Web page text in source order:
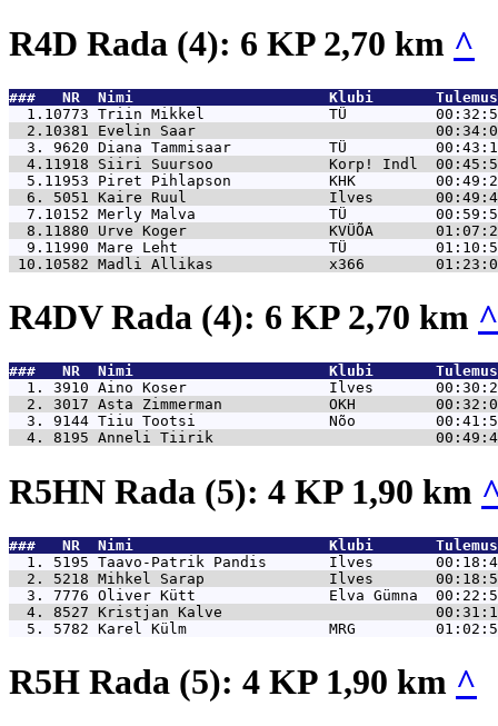
R4D Rada (4): 6 KP 2,70 km ^
###   NR  Nimi                      Klubi
  1.10773
Triin Mikkel              TÜ
  2.10381
Evelin Saar
  3. 9620
Diana Tammisaar           TÜ
  4.11918
Siiri Suursoo             Korp! Indl
  5.11953
Piret Pihlapson           KHK
  6. 5051
Kaire Ruul                Ilves
  7.10152
Merly Malva               TÜ
  8.11880
Urve Koger                KVÜÕA
  9.11990
Mare Leht                 TÜ
10.10582 Madli Allikas             x366
R4DV Rada (4): 6 KP 2,70 km ^
###   NR  Nimi                      Klubi
  1. 3910
Aino Koser                Ilves
  2. 3017
Asta Zimmerman            OKH
  3. 9144
Tiiu Tootsi               Nõo
  4. 8195
Anneli Tiirik
R5HN Rada (5): 4 KP 1,90 km
###   NR  Nimi                      Klubi
  1. 5195
Taavo-Patrik Pandis       Ilves
  2. 5218
Mihkel Sarap              Ilves
  3. 7776
Oliver Kütt               Elva Gümna
  4. 8527
Kristjan Kalve
  5. 5782
Karel Külm                MRG
R5H Rada (5): 4 KP 1,90 km ^